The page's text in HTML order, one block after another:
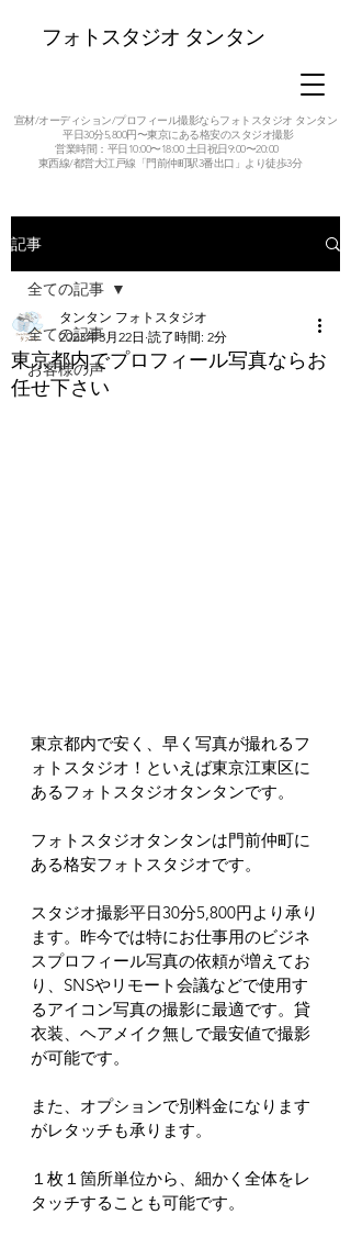
フォトスタジオ タンタン
宣材/オーディション/プロフィール撮影ならフォトスタジオ タンタン
平日30分5,800円〜東京にある格安のスタジオ撮影
営業時間：平日10:00〜18:00 土日祝日9:00〜20:00
東西線/都営大江戸線「門前仲町駅3番出口」より徒歩3分
記事
全ての記事
お客様の声
全ての記事
東京都内でプロフィール写真ならお
任せ下さい
タンタン フォトスタジオ
2023年3月22日 読了時間: 2分
東京都内で安く、早く写真が撮れるフ
ォトスタジオ！といえば東京江東区に
あるフォトスタジオタンタンです。
フォトスタジオタンタンは門前仲町に
ある格安フォトスタジオです。
スタジオ撮影平日30分5,800円より承り
ます。昨今では特にお仕事用のビジネ
スプロフィール写真の依頼が増えてお
り、SNSやリモート会議などで使用す
るアイコン写真の撮影に最適です。貸
衣装、ヘアメイク無しで最安値で撮影
が可能です。
また、オプションで別料金になります
がレタッチも承ります。
１枚１箇所単位から、細かく全体をレ
タッチすることも可能です。